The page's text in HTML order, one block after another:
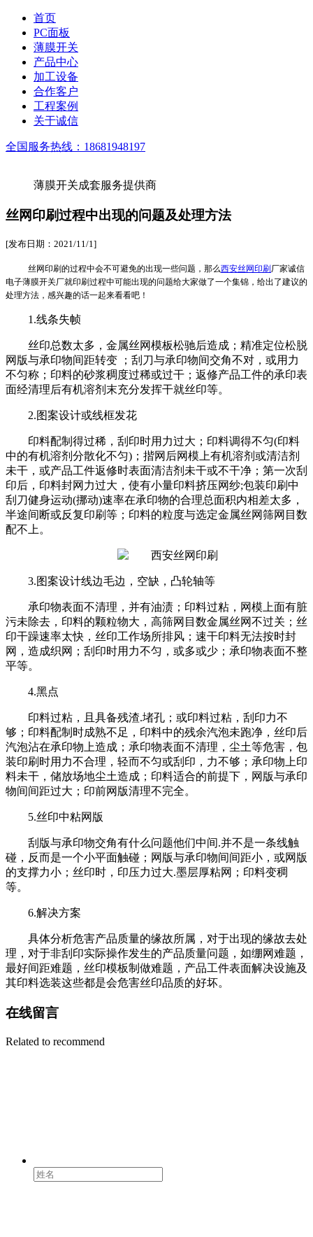
首页
PC面板
薄膜开关
产品中心
加工设备
合作客户
工程案例
关于诚信
全国服务热线： 18681948197
薄膜开关成套服务提供商
丝网印刷过程中出现的问题及处理方法
[发布日期：2021/11/1]
丝网印刷的过程中会不可避免的出现一些问题，那么西安丝网印刷 厂家诚信
电子薄膜开关厂就印刷过程中可能出现的问题给大家做了一个集锦，给出了建议的
处理方法，感兴趣的话一起来看看吧！
1.线条失帧
丝印总数太多，金属丝网模板松驰后造成；精准定位松脱
网版与承印物间距转变 ；刮刀与承印物间交角不对，或用力
不匀称；印料的砂浆稠度过稀或过干；返修产品工件的承印表
面经清理后有机溶剂末充分发挥干就丝印等。
2.图案设计或线框发花
印料配制得过稀，刮印时用力过大；印料调得不匀(印料
中的有机溶剂分散化不匀)；揩网后网模上有机溶剂或清洁剂
未干，或产品工件返修时表面清洁剂未干或不干净；第一次刮
印后，印料封网力过大，使有小量印料挤压网纱;包装印刷中
刮刀健身运动(挪动)速率在承印物的合理总面积内相差太多，
半途间断或反复印刷等；印料的粒度与选定金属丝网筛网目数
配不上。
3.图案设计线边毛边，空缺，凸轮轴等
承印物表面不清理，并有油渍；印料过粘，网模上面有脏
污未除去，印料的颗粒物大，高筛网目数金属丝网不过关；丝
印干躁速率太快，丝印工作场所排风；速干印料无法按时封
网，造成织网；刮印时用力不匀，或多或少；承印物表面不整
平等。
4.黑点
印料过粘，且具备残渣.堵孔；或印料过粘，刮印力不
够；印料配制时成熟不足，印料中的残余汽泡未跑净，丝印后
汽泡沾在承印物上造成；承印物表面不清理，尘土等危害，包
装印刷时用力不合理，轻而不匀或刮印，力不够；承印物上印
料未干，储放场地尘土造成；印料适合的前提下，网版与承印
物间间距过大；印前网版清理不完全。
5.丝印中粘网版
刮版与承印物交角有什么问题他们中间.并不是一条线触
碰，反而是一个小平面触碰；网版与承印物间间距小，或网版
的支撑力小；丝印时，印压力过大.墨层厚粘网；印料变稠
等。
6.解决方案
具体分析危害产品质量的缘故所属，对于出现的缘故去处
理，对于非刮印实际操作发生的产品质量问题，如绷网难题，
最好间距难题，丝印模板制做难题，产品工件表面解决设施及
其印料选装这些都是会危害丝印品质的好坏。
在线留言
Related to recommend